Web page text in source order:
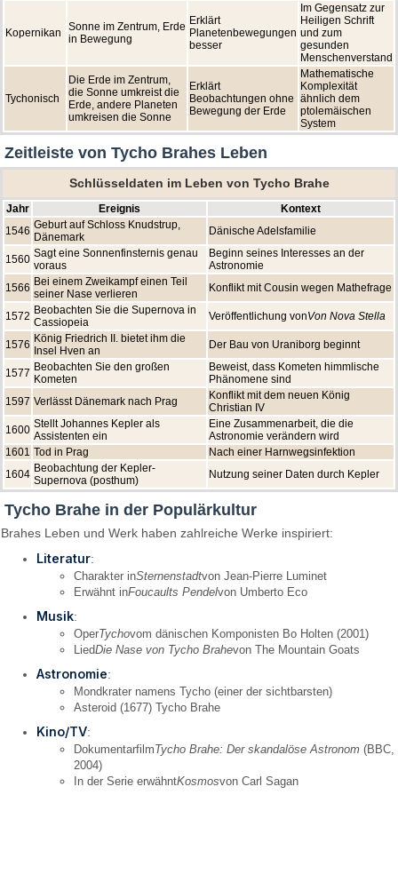
Kopernikan
Sonne im Zentrum, Erde
in Bewegung
Erklärt
Planetenbewegungen
besser
Im Gegensatz zur
Heiligen Schrift
und zum
gesunden
Menschenverstand
Tychonisch
Die Erde im Zentrum,
die Sonne umkreist die
Erde, andere Planeten
umkreisen die Sonne
Erklärt
Beobachtungen ohne
Bewegung der Erde
Mathematische
Komplexität
ähnlich dem
ptolemäischen
System
Zeitleiste von Tycho Brahes Leben
Schlüsseldaten im Leben von Tycho Brahe
Jahr Ereignis
Kontext
1546 Geburt auf Schloss Knudstrup,
Dänemark
Dänische Adelsfamilie
1560 Sagt eine Sonnenfinsternis genau
voraus
Beginn seines Interesses an der
Astronomie
1566 Bei einem Zweikampf einen Teil
seiner Nase verlieren
Konflikt mit Cousin wegen Mathefrage
1572 Beobachten Sie die Supernova in
Cassiopeia
Veröffentlichung vonVon Nova Stella
1576 König Friedrich II. bietet ihm die
Insel Hven an
Der Bau von Uraniborg beginnt
1577 Beobachten Sie den großen
Kometen
Beweist, dass Kometen himmlische
Phänomene sind
1597 Verlässt Dänemark nach Prag
Konflikt mit dem neuen König
Christian IV
1600 Stellt Johannes Kepler als
Assistenten ein
Eine Zusammenarbeit, die die
Astronomie verändern wird
1601 Tod in Prag
Nach einer Harnwegsinfektion
1604 Beobachtung der Kepler-
Supernova (posthum)
Nutzung seiner Daten durch Kepler
Tycho Brahe in der Populärkultur
Brahes Leben und Werk haben zahlreiche Werke inspiriert:
Literatur:
Charakter inSternenstadtvon Jean-Pierre Luminet
Erwähnt inFoucaults Pendelvon Umberto Eco
Musik:
OperTychovom dänischen Komponisten Bo Holten (2001)
LiedDie Nase von Tycho Brahevon The Mountain Goats
Astronomie:
Mondkrater namens Tycho (einer der sichtbarsten)
Asteroid (1677) Tycho Brahe
Kino/TV:
DokumentarfilmTycho Brahe: Der skandalöse Astronom(BBC,
2004)
In der Serie erwähntKosmosvon Carl Sagan